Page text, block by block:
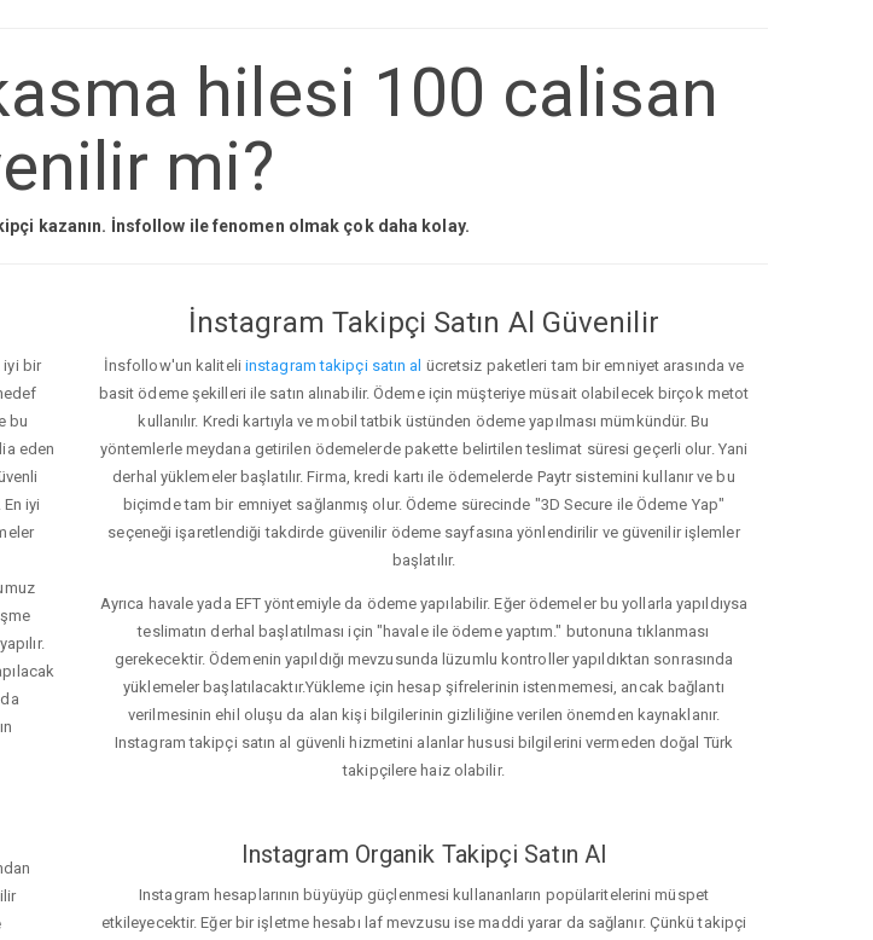
hilesi 100 calisan
mi?
kazanın. İnsfollow ile fenomen olmak çok daha kolay.
iyi bir
bu
eden
iyi
İnstagram Takipçi Satın Al Güvenilir
İnsfollow'un kaliteli instagram takipçi satın al ücretsiz paketleri tam bir emniyet arasında ve
basit ödeme şekilleri ile satın alınabilir. Ödeme için müşteriye müsait olabilecek birçok metot
kullanılır. Kredi kartıyla ve mobil tatbik üstünden ödeme yapılması mümkündür. Bu
yöntemlerle meydana getirilen ödemelerde pakette belirtilen teslimat süresi geçerli olur. Yani
derhal yüklemeler başlatılır. Firma, kredi kartı ile ödemelerde Paytr sistemini kullanır ve bu
biçimde tam bir emniyet sağlanmış olur. Ödeme sürecinde "3D Secure ile Ödeme Yap"
seçeneği işaretlendiği takdirde güvenilir ödeme sayfasına yönlendirilir ve güvenilir işlemler
başlatılır.
Ayrıca havale yada EFT yöntemiyle da ödeme yapılabilir. Eğer ödemeler bu yollarla yapıldıysa
teslimatın derhal başlatılması için "havale ile ödeme yaptım." butonuna tıklanması
gerekecektir. Ödemenin yapıldığı mevzusunda lüzumlu kontroller yapıldıktan sonrasında
yüklemeler başlatılacaktır.Yükleme için hesap şifrelerinin istenmemesi, ancak bağlantı
verilmesinin ehil oluşu da alan kişi bilgilerinin gizliliğine verilen önemden kaynaklanır.
Instagram takipçi satın al güvenli hizmetini alanlar hususi bilgilerini vermeden doğal Türk
takipçilere haiz olabilir.
Instagram Organik Takipçi Satın Al
Instagram hesaplarının büyüyüp güçlenmesi kullananların popülaritelerini müspet
etkileyecektir. Eğer bir işletme hesabı laf mevzusu ise maddi yarar da sağlanır. Çünkü takipçi